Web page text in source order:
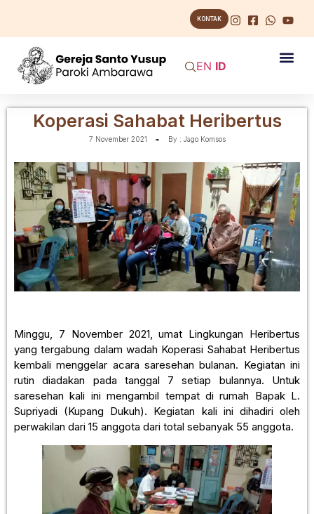
KONTAK
EN ID
Koperasi Sahabat Heribertus
7 November 2021 By : Jago Komsos
Minggu, 7 November 2021, umat Lingkungan Heribertus
yang tergabung dalam wadah Koperasi Sahabat Heribertus
kembali menggelar acara saresehan bulanan. Kegiatan ini
rutin diadakan pada tanggal 7 setiap bulannya. Untuk
saresehan kali ini mengambil tempat di rumah Bapak L.
Supriyadi (Kupang Dukuh). Kegiatan kali ini dihadiri oleh
perwakilan dari 15 anggota dari total sebanyak 55 anggota.